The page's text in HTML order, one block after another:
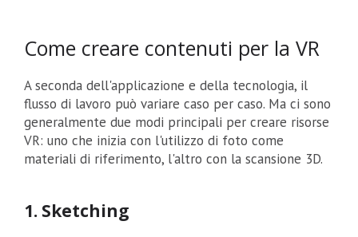
Come creare contenuti per la VR
A seconda dell'applicazione e della tecnologia, il
flusso di lavoro può variare caso per caso. Ma ci sono
generalmente due modi principali per creare risorse
VR: uno che inizia con l'utilizzo di foto come
materiali di riferimento, l'altro con la scansione 3D.
1. Sketching